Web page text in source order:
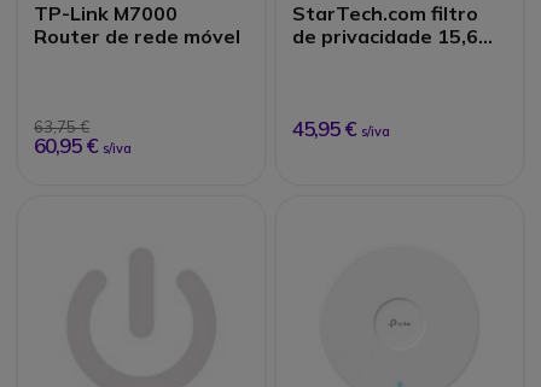
TP-Link M7000
Router de rede móvel
63,75 €
60,95 € s/iva
StarTech.com filtro
de privacidade 15,6
45,95 € s/iva